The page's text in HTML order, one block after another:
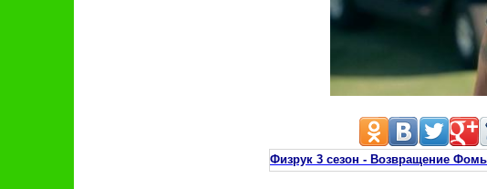
Физрук 3 сезон - Возвращение